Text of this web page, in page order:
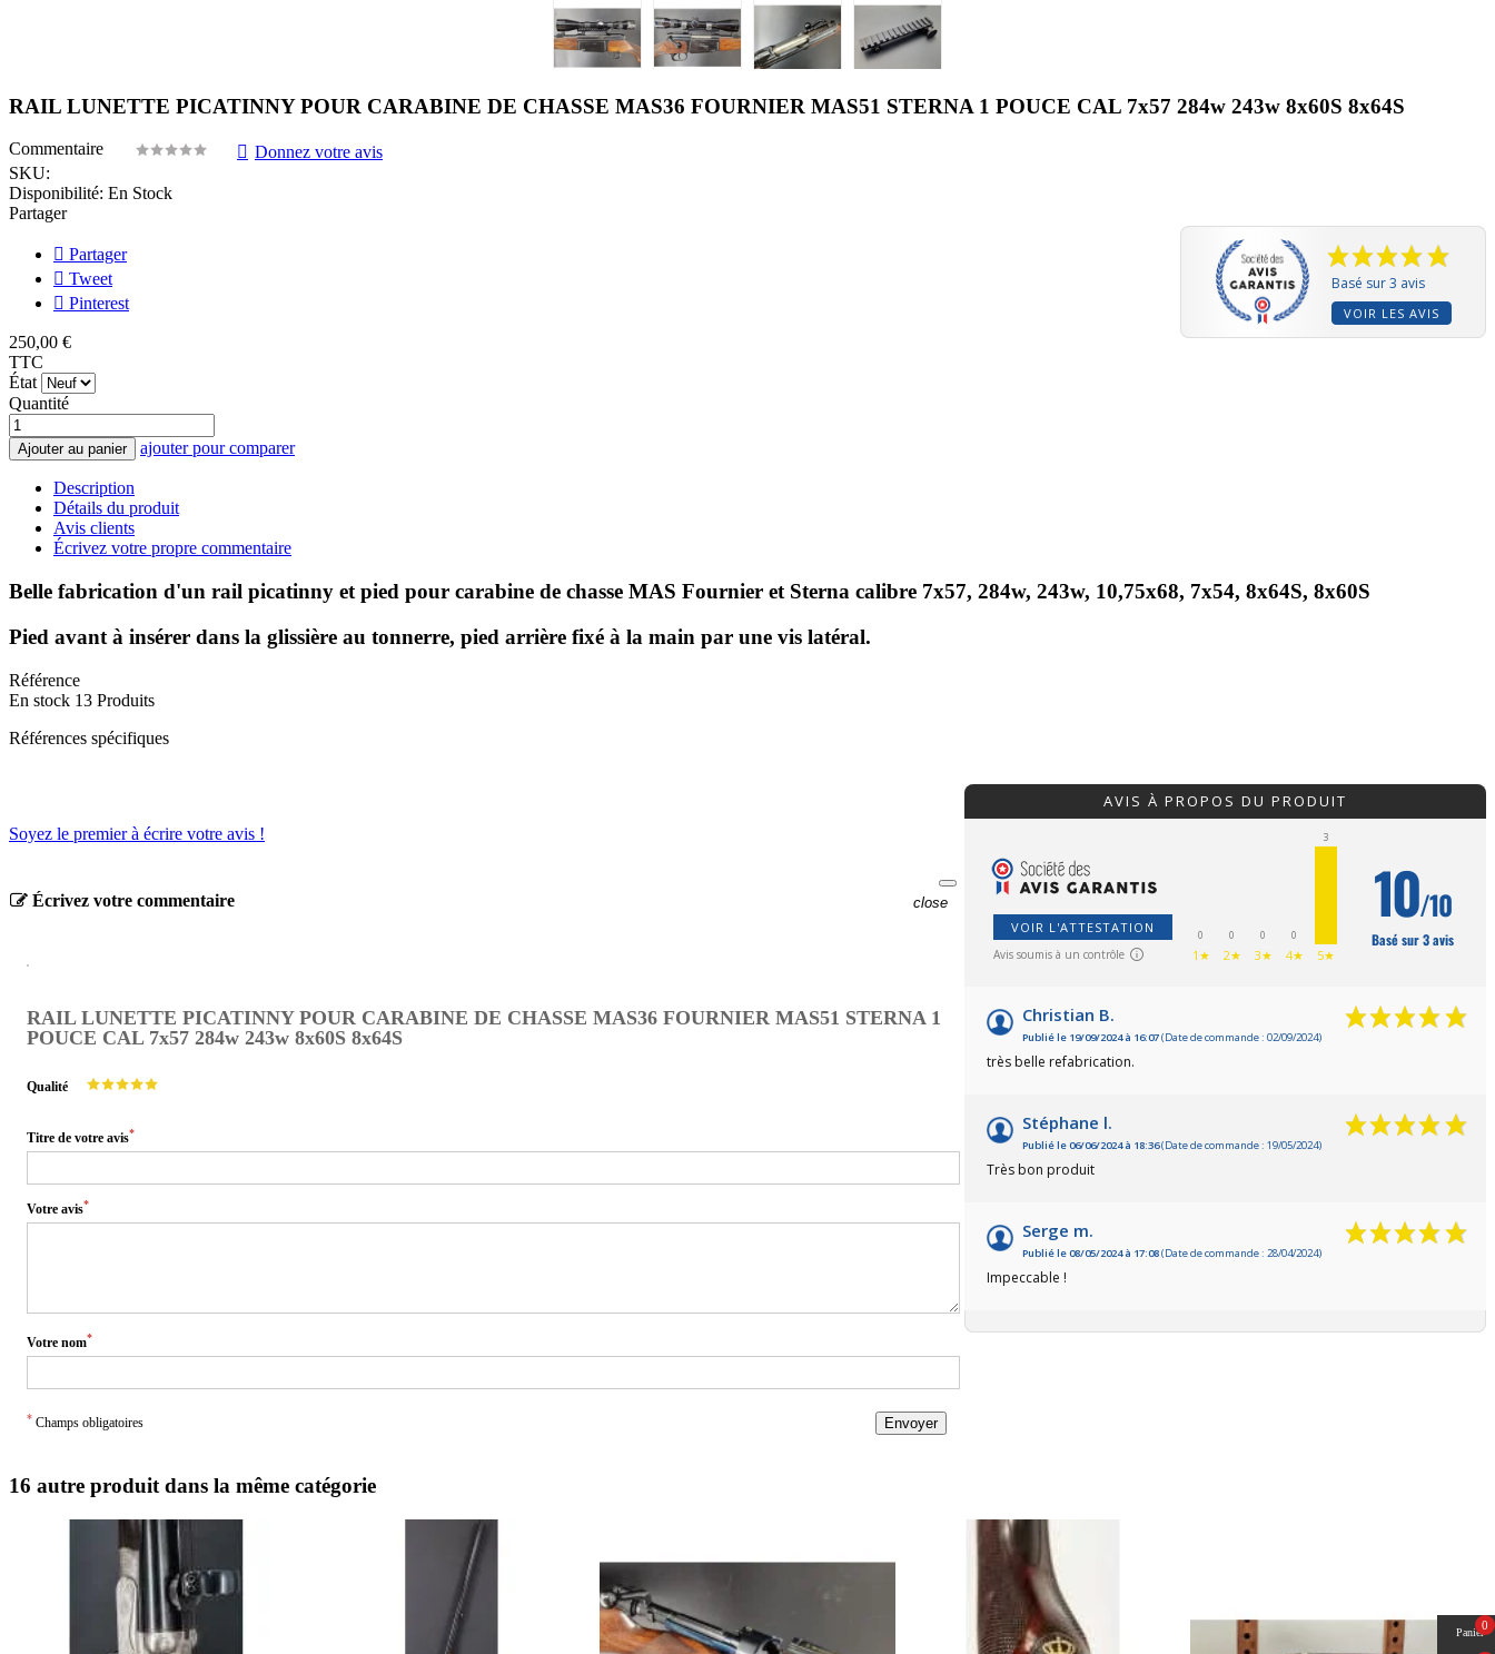
RAIL LUNETTE PICATINNY POUR CARABINE DE CHASSE MAS36 FOURNIER MAS51 STERNA 1 POUCE CAL 7x57 284w 243w 8x60S 8x64S
Commentaire
Donnez votre avis
SKU:
Disponibilité: En Stock
Basé sur 3 avis
VOIR LES AVIS
Partager
Partager
Tweet
Pinterest
250,00 €
TTC
État
Quantité
Ajouter au panier ajouter pour comparer
Description
Détails du produit
Avis clients
Écrivez votre propre commentaire
Belle fabrication d'un rail picatinny et pied pour carabine de chasse MAS Fournier et Sterna calibre 7x57, 284w, 243w, 10,75x68, 7x54, 8x64S, 8x60S
Pied avant à insérer dans la glissière au tonnerre, pied arrière fixé à la main par une vis latéral.
Référence
En stock 13 Produits
Références spécifiques
AVIS À PROPOS DU PRODUIT
VOIR L'ATTESTATION
Avis soumis à un contrôle
0
1★
0
2★
0
3★
0
4★
3
5★
10/10
Basé sur 3 avis
Christian B.
Publié le 19/09/2024 à 16:07(Date de commande : 02/09/2024)
très belle refabrication.
Stéphane l.
Publié le 06/06/2024 à 18:36(Date de commande : 19/05/2024)
Très bon produit
Serge m.
Publié le 08/05/2024 à 17:08(Date de commande : 28/04/2024)
Impeccable !
Soyez le premier à écrire votre avis !
Écrivez votre commentaire close
RAIL LUNETTE PICATINNY POUR CARABINE DE CHASSE MAS36 FOURNIER MAS51 STERNA 1
POUCE CAL 7x57 284w 243w 8x60S 8x64S
Qualité
Titre de votre avis*
Votre avis*
Votre nom*
* Champs obligatoires Envoyer
16 autre produit dans la même catégorie
Panier
0